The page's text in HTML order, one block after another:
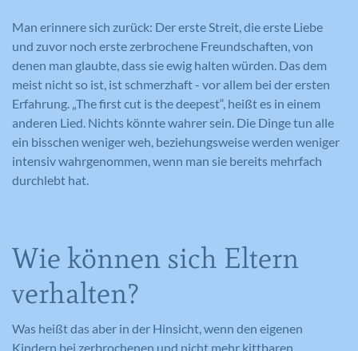
Man erinnere sich zurück: Der erste Streit, die erste Liebe
und zuvor noch erste zerbrochene Freundschaften, von
denen man glaubte, dass sie ewig halten würden. Das dem
meist nicht so ist, ist schmerzhaft - vor allem bei der ersten
Erfahrung. „The first cut is the deepest“, heißt es in einem
anderen Lied. Nichts könnte wahrer sein. Die Dinge tun alle
ein bisschen weniger weh, beziehungsweise werden weniger
intensiv wahrgenommen, wenn man sie bereits mehrfach
durchlebt hat.
Wie können sich Eltern
verhalten?
Was heißt das aber in der Hinsicht, wenn den eigenen
Kindern bei zerbrochenen und nicht mehr kittbaren